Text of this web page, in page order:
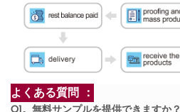
よくある質問 ：